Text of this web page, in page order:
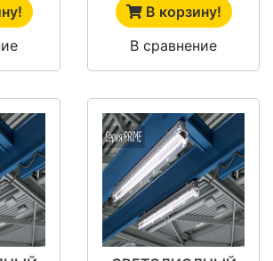
В корзину!
В сравнение